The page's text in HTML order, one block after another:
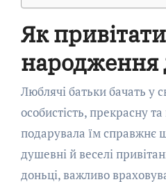
Як
народження
Люблячі батьки бачать у
особистість, прекрасну
подарувала їм справжнє
душевні й веселі
доньці, важливо